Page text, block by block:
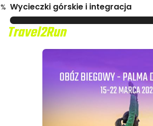
Wycieczki górskie i integracja
Travel2Run